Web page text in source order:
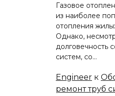
Газовое
из наиболее
отопления
Однако,
долговечность
систем, со…
Engineer к
ремонт труб